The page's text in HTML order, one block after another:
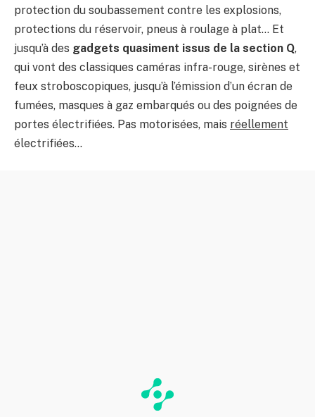
protection du soubassement contre les explosions,
protections du réservoir, pneus à roulage à plat… Et
jusqu’à des gadgets quasiment issus de la section Q,
qui vont des classiques caméras infra-rouge, sirènes et
feux stroboscopiques, jusqu’à l’émission d’un écran de
fumées, masques à gaz embarqués ou des poignées de
portes électrifiées. Pas motorisées, mais réellement
électrifiées…